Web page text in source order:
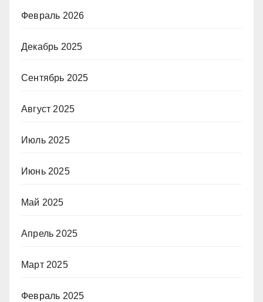
Февраль 2026
Декабрь 2025
Сентябрь 2025
Август 2025
Июль 2025
Июнь 2025
Май 2025
Апрель 2025
Март 2025
Февраль 2025